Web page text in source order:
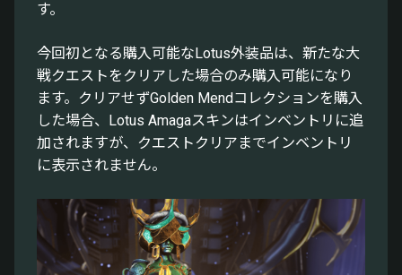
す。
今回初となる購入可能なLotus外装品は、新たな大
戦クエストをクリアした場合のみ購入可能になり
ます。クリアせずGolden Mendコレクションを購入
した場合、Lotus Amagaスキンはインベントリに追
加されますが、クエストクリアまでインベントリ
に表示されません。